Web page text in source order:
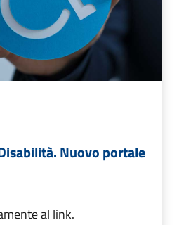
Nuovo portale
al link.